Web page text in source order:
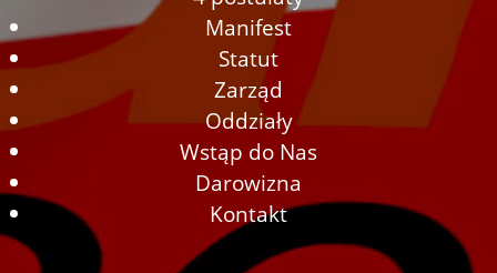
Manifest
Statut
Zarząd
Oddziały
Wstąp do Nas
Darowizna
Kontakt